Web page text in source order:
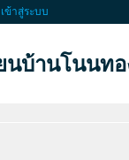
เข้าสู่ระบบ
นบ้านโนนทอ